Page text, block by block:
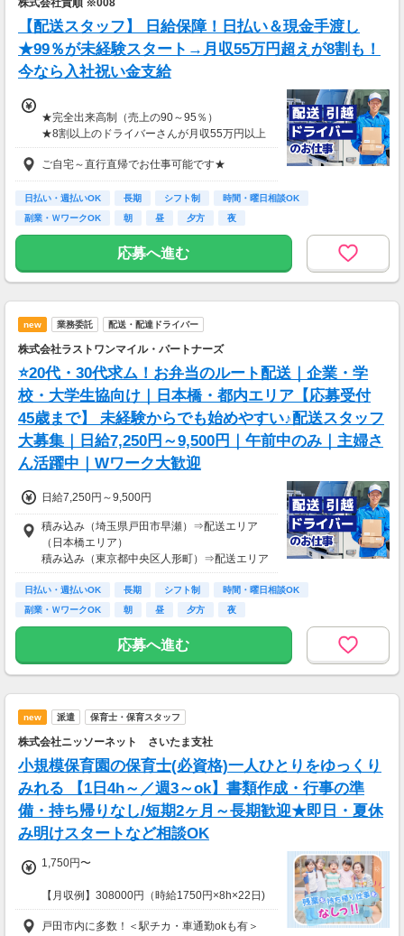
【配送スタッフ】 日給保障！日払い＆現金手渡し
★99％が未経験スタート→月収55万円超えが8割も！
今なら入社祝い金支給
★完全出来高制（売上の90～95％）
★8割以上のドライバーさんが月収55万円以上
★支度金5～25万円補助あり（規定有）
★選べる入社祝い金アリ
⇒「初回稼働1か月後に3万円」or「1年後に10
万円」or「2年後に20万円」選べます！
ご都合にあわせてルートや個数は調整可能！
※1日2万円保証の案件もあり！
＊現金手渡し・日払いご相談OK
＊前払い制度あり（稼働分のみ）
【日収例】
売上2万1600円（1個160円×135個）×90％=約
1万9000円
【月額報酬例】
売上65万2800円(1個160円×170個×24日)×90％
=58万7520円
※上記は一例です。
ご自宅～直行直帰でお仕事可能です★
日払い・週払いOK 長期 シフト制
時間・曜日相談OK
副業・ＷワークOK
朝 昼 夕方 夜
応募へ進む
new 業務委託 配送・配達ドライバー
株式会社ラストワンマイル・パートナーズ
⭐20代・30代求ム！お弁当のルート配送｜企業・学
校・大学生協向け｜日本橋・都内エリア【応募受付
45歳まで】 未経験からでも始めやすい♪配送スタッフ
大募集｜日給7,250円～9,500円｜午前中のみ｜主婦さ
ん活躍中｜Wワーク大歓迎
日給7,250円～9,500円
積み込み（埼玉県戸田市早瀬）⇒配送エリア
（日本橋エリア）
積み込み（東京都中央区人形町）⇒配送エリア
（都内エリア）
日払い・週払いOK 長期 シフト制
時間・曜日相談OK
副業・ＷワークOK
朝 昼 夕方 夜
応募へ進む
new 派遣 保育士・保育スタッフ
株式会社ニッソーネット さいたま支社
小規模保育園の保育士(必資格)一人ひとりをゆっくり
みれる 【1日4h～／週3～ok】書類作成・行事の準
備・持ち帰りなし/短期2ヶ月～長期歓迎★即日・夏休
み明けスタートなど相談OK
1,750円〜
【月収例】308000円（時給1750円×8h×22日)
7：00～19：00で1日4ｈ～、週3～5日(週20h
戸田市内に多数！＜駅チカ・車通勤okも有＞